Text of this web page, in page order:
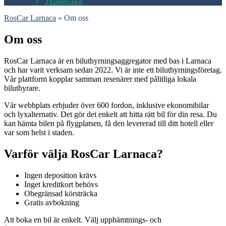
RosCar Larnaca » Om oss
Om oss
RosCar Larnaca är en biluthyrningsaggregator med bas i Larnaca
och har varit verksam sedan 2022. Vi är inte ett biluthyrningsföretag.
Vår plattform kopplar samman resenärer med pålitliga lokala
biluthyrare.
Vår webbplats erbjuder över 600 fordon, inklusive ekonomibilar
och lyxalternativ. Det gör det enkelt att hitta rätt bil för din resa. Du
kan hämta bilen på flygplatsen, få den levererad till ditt hotell eller
var som helst i staden.
Varför välja RosCar Larnaca?
Ingen deposition krävs
Inget kreditkort behövs
Obegränsad körsträcka
Gratis avbokning
Att boka en bil är enkelt. Välj upphämtnings- och